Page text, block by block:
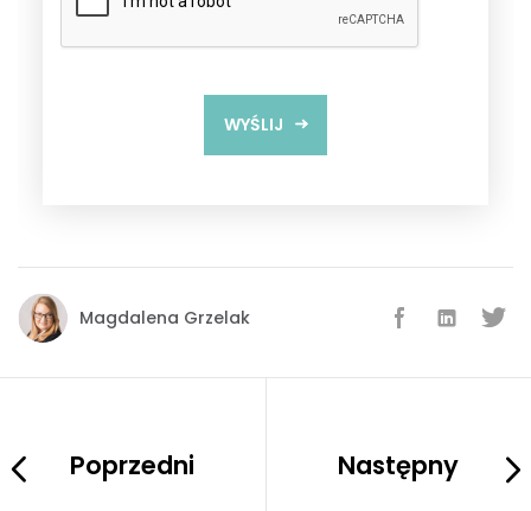
WYŚLIJ
link do pobrania materiału.
Magdalena Grzelak
Poprzedni Następny